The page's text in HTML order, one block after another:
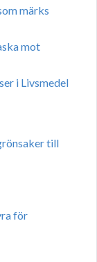
märks
mot
i Livsmedel
till
för